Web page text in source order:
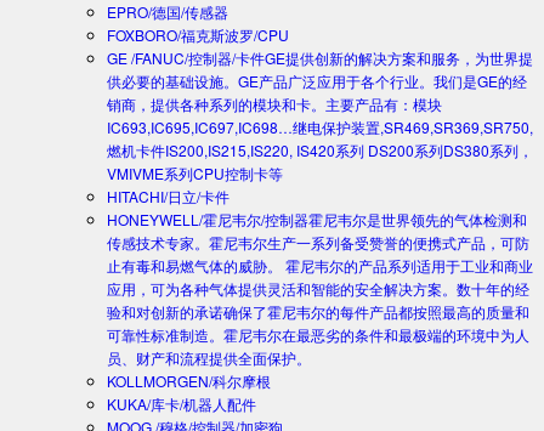
EPRO/德国/传感器
FOXBORO/福克斯波罗/CPU
GE /FANUC/控制器/卡件GE提供创新的解决方案和服务，为世界提
供必要的基础设施。GE产品广泛应用于各个行业。我们是GE的经
销商，提供各种系列的模块和卡。主要产品有：模块
IC693,IC695,IC697,IC698…继电保护装置,SR469,SR369,SR750,
燃机卡件IS200,IS215,IS220, IS420系列 DS200系列DS380系列，
VMIVME系列CPU控制卡等
HITACHI/日立/卡件
HONEYWELL/霍尼韦尔/控制器霍尼韦尔是世界领先的气体检测和
传感技术专家。霍尼韦尔生产一系列备受赞誉的便携式产品，可防
止有毒和易燃气体的威胁。 霍尼韦尔的产品系列适用于工业和商业
应用，可为各种气体提供灵活和智能的安全解决方案。数十年的经
验和对创新的承诺确保了霍尼韦尔的每件产品都按照最高的质量和
可靠性标准制造。霍尼韦尔在最恶劣的条件和最极端的环境中为人
员、财产和流程提供全面保护。
KOLLMORGEN/科尔摩根
KUKA/库卡/机器人配件
MOOG /穆格/控制器/加密狗